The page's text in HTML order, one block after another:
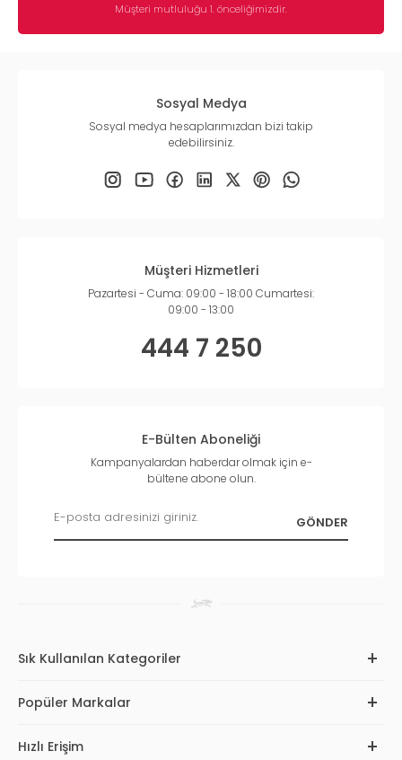
Müşteri mutluluğu 1. önceliğimizdir.
Sosyal Medya
Sosyal medya hesaplarımızdan bizi takip
edebilirsiniz.
Müşteri Hizmetleri
Pazartesi - Cuma: 09:00 - 18:00 Cumartesi:
09:00 - 13:00
444 7 250
E-Bülten Aboneliği
Kampanyalardan haberdar olmak için e-
bültene abone olun.
Sık Kullanılan Kategoriler
Popüler Markalar
Hızlı Erişim